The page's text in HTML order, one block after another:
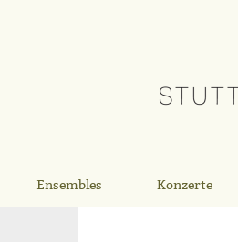
Ensembles Konzerte